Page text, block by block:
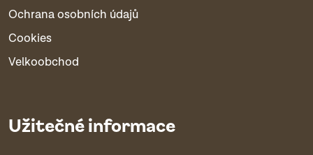
Ochrana osobních údajů
Cookies
Velkoobchod
Užitečné informace